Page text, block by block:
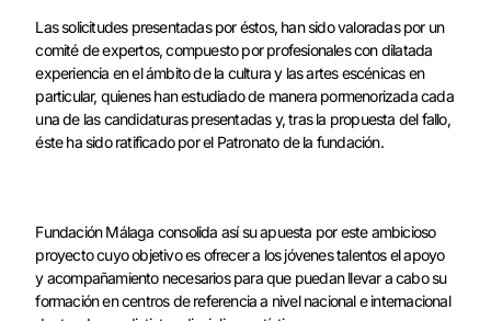
Las solicitudes presentadas por éstos, han sido valoradas por un
comité de expertos, compuesto por profesionales con dilatada
experiencia en el ámbito de la cultura y las artes escénicas en
particular, quienes han estudiado de manera pormenorizada cada
una de las candidaturas presentadas y, tras la propuesta del fallo,
éste ha sido ratificado por el Patronato de la fundación.
Fundación Málaga consolida así su apuesta por este ambicioso
proyecto cuyo objetivo es ofrecer a los jóvenes talentos el apoyo
y acompañamiento necesarios para que puedan llevar a cabo su
formación en centros de referencia a nivel nacional e internacional